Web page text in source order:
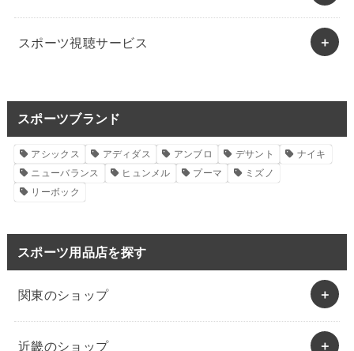
スポーツ視聴サービス
スポーツブランド
アシックス アディダス アンブロ デサント
ナイキ
ニューバランス
ヒュンメル プーマ
ミズノ
リーボック
スポーツ用品店を探す
関東のショップ
近畿のショップ